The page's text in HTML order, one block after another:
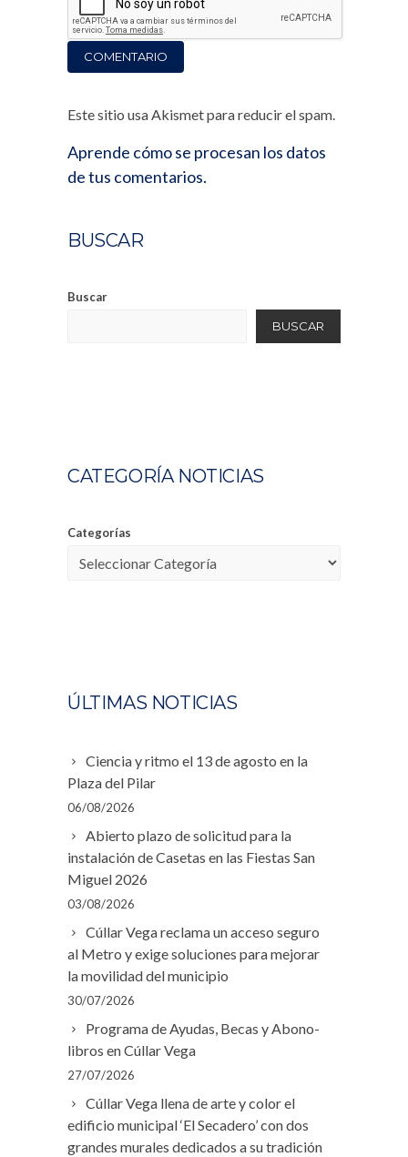
Este sitio usa Akismet para reducir el spam.
Aprende cómo se procesan los datos
de tus comentarios.
BUSCAR
Buscar
BUSCAR
CATEGORÍA NOTICIAS
Categorías
ÚLTIMAS NOTICIAS
Ciencia y ritmo el 13 de agosto en la
Plaza del Pilar
06/08/2026
Abierto plazo de solicitud para la
instalación de Casetas en las Fiestas San
Miguel 2026
03/08/2026
Cúllar Vega reclama un acceso seguro
al Metro y exige soluciones para mejorar
la movilidad del municipio
30/07/2026
Programa de Ayudas, Becas y Abono-
libros en Cúllar Vega
27/07/2026
Cúllar Vega llena de arte y color el
edificio municipal ‘El Secadero’ con dos
grandes murales dedicados a su tradición